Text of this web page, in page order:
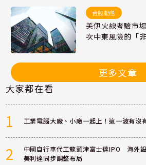
台股動態
美伊火線考驗市
次中東風險的「
更多文章
大家都在看
1 工業電腦大廠、小廠一起上！這一波有沒
2
中國自行車代工龍頭津富士達IPO 海外
美利達同步調整布局